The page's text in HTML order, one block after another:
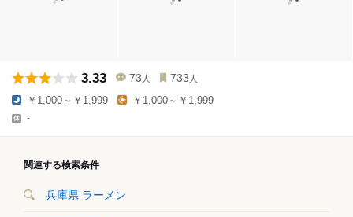
3.33 73 人 733 人
￥1,000～￥1,999 ￥1,000～￥1,999
-
関連する検索条件
兵庫県 ラーメン